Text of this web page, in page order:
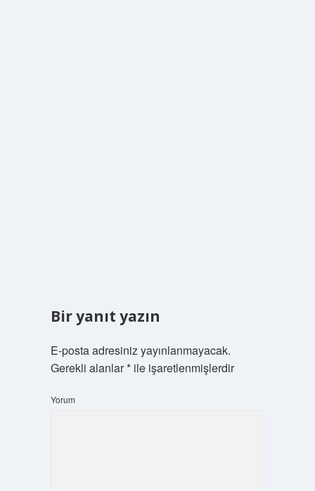
Bir yanıt yazın
E-posta adresiniz yayınlanmayacak.
Gerekli alanlar*ile işaretlenmişlerdir
Yorum